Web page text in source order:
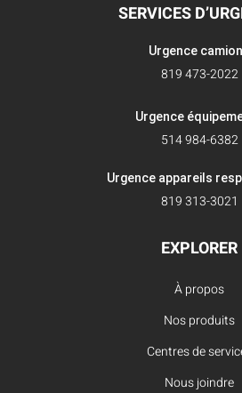
SERVICES
Urgence
819 473-2022
Urgence
514 984-6382
Urgence appareils
819 313-3021
EXPLORER
À propos
Nos produits
Centres de
Nous joindre